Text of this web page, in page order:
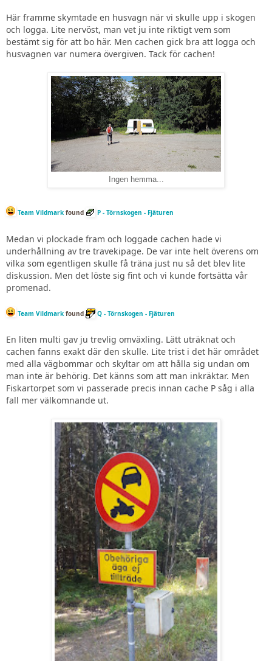
Här framme skymtade en husvagn när vi skulle upp i skogen
och logga. Lite nervöst, man vet ju inte riktigt vem som
bestämt sig för att bo här. Men cachen gick bra att logga och
husvagnen var numera övergiven. Tack för cachen!
Ingen hemma...
Team Vildmark found P - Törnskogen - Fjäturen
Medan vi plockade fram och loggade cachen hade vi
underhållning av tre travekipage. De var inte helt överens om
vilka som egentligen skulle få träna just nu så det blev lite
diskussion. Men det löste sig fint och vi kunde fortsätta vår
promenad.
Team Vildmark found Q - Törnskogen - Fjäturen
En liten multi gav ju trevlig omväxling. Lätt uträknat och
cachen fanns exakt där den skulle. Lite trist i det här området
med alla vägbommar och skyltar om att hålla sig undan om
man inte är behörig. Det känns som att man inkräktar. Men
Fiskartorpet som vi passerade precis innan cache P såg i alla
fall mer välkomnande ut.